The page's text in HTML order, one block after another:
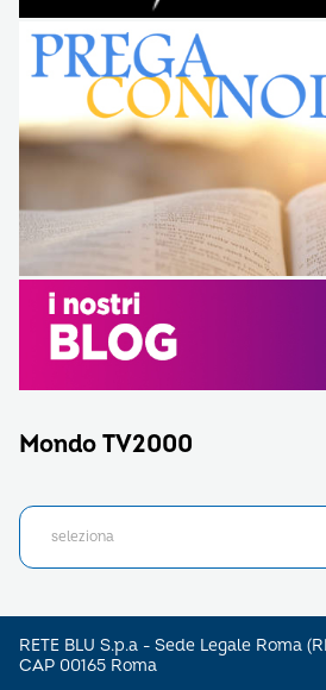
Mondo TV2000
RETE BLU S.p.a - Sede Legale Roma
CAP 00165 Roma